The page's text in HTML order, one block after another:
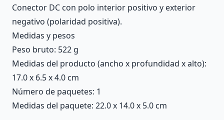
Conector DC con polo interior positivo y exterior
negativo (polaridad positiva).
Medidas y pesos
Peso bruto: 522 g
Medidas del producto (ancho x profundidad x alto):
17.0 x 6.5 x 4.0 cm
Número de paquetes: 1
Medidas del paquete: 22.0 x 14.0 x 5.0 cm